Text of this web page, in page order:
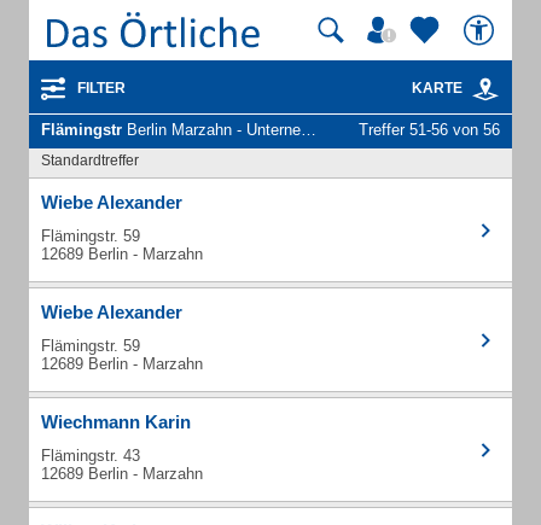
FILTER KARTE
Flämingstr Berlin Marzahn - Unternehmen und Personen Treffer 51-56 von 56
Standardtreffer
Wiebe Alexander
Flämingstr. 59
12689 Berlin - Marzahn
Wiebe Alexander
Flämingstr. 59
12689 Berlin - Marzahn
Wiechmann Karin
Flämingstr. 43
12689 Berlin - Marzahn